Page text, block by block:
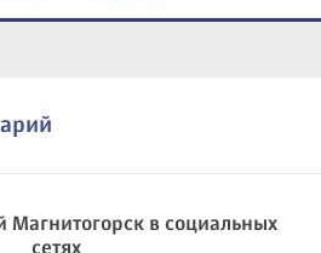
Магнитогорск в социальных
сетях